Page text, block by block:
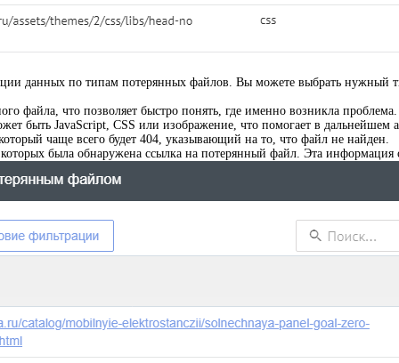
данных по типам потерянных файлов. Вы можете выбрать нужный
файла, что позволяет быстро понять, где именно возникла проблема.
быть JavaScript, CSS или изображение, что помогает в дальнейшем
чаще всего будет 404, указывающий на то, что файл не найден.
была обнаружена ссылка на потерянный файл. Эта информация